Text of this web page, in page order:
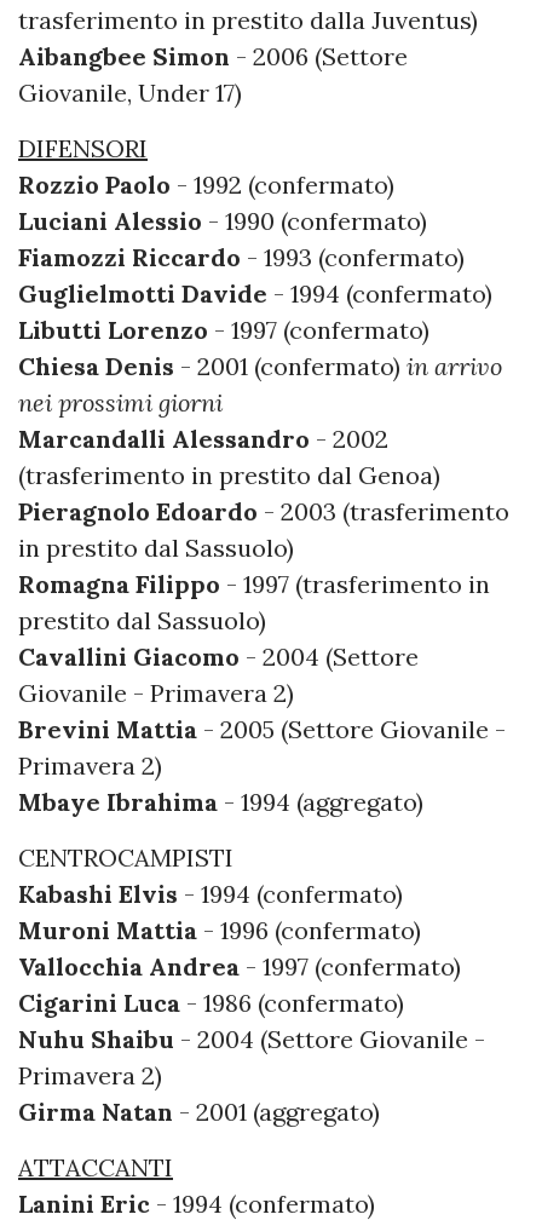
trasferimento in prestito dalla Juventus)
Aibangbee Simon - 2006 (Settore
Giovanile, Under 17)
DIFENSORI
Rozzio Paolo - 1992 (confermato)
Luciani Alessio - 1990 (confermato)
Fiamozzi Riccardo - 1993 (confermato)
Guglielmotti Davide - 1994 (confermato)
Libutti Lorenzo - 1997 (confermato)
Chiesa Denis - 2001 (confermato) in arrivo
nei prossimi giorni
Marcandalli Alessandro - 2002
(trasferimento in prestito dal Genoa)
Pieragnolo Edoardo - 2003 (trasferimento
in prestito dal Sassuolo)
Romagna Filippo - 1997 (trasferimento in
prestito dal Sassuolo)
Cavallini Giacomo - 2004 (Settore
Giovanile - Primavera 2)
Brevini Mattia - 2005 (Settore Giovanile -
Primavera 2)
Mbaye Ibrahima - 1994 (aggregato)
CENTROCAMPISTI
Kabashi Elvis - 1994 (confermato)
Muroni Mattia - 1996 (confermato)
Vallocchia Andrea - 1997 (confermato)
Cigarini Luca - 1986 (confermato)
Nuhu Shaibu - 2004 (Settore Giovanile -
Primavera 2)
Girma Natan - 2001 (aggregato)
ATTACCANTI
Lanini Eric - 1994 (confermato)